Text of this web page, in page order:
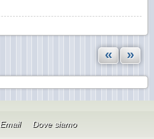
« »
Email Dove siamo